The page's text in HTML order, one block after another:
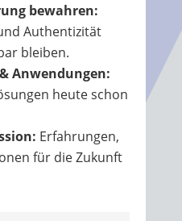
bewahren:
Authentizität
bleiben.
Anwendungen:
heute schon
Erfahrungen,
für die Zukunft